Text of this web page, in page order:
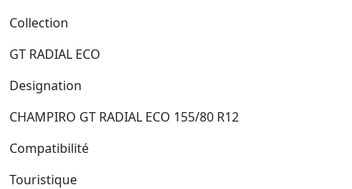
Collection
GT RADIAL ECO
Designation
CHAMPIRO GT RADIAL ECO 155/80 R12
Compatibilité
Touristique